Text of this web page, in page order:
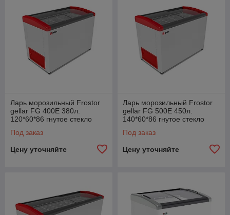
Ларь морозильный Frostor
gellar FG 400E 380л.
120*60*86 гнутое стекло
Под заказ
Цену уточняйте
Ларь морозильный Frostor
gellar FG 500E 450л.
140*60*86 гнутое стекло
Под заказ
Цену уточняйте